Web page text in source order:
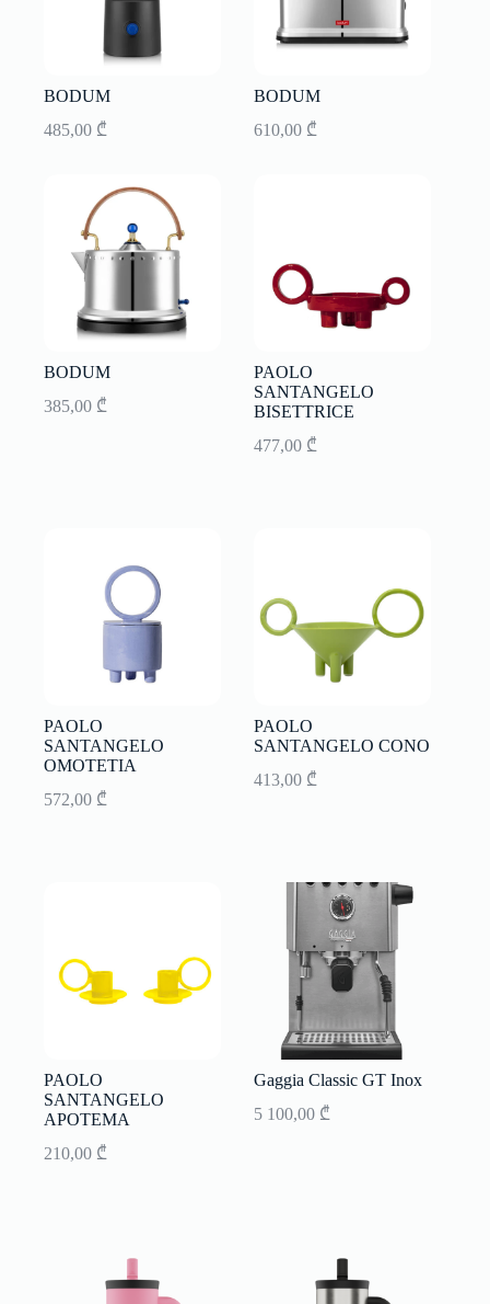
BODUM
485,00 ₾
BODUM
610,00 ₾
BODUM
385,00 ₾
PAOLO
SANTANGELO
BISETTRICE
477,00 ₾
PAOLO
SANTANGELO
OMOTETIA
572,00 ₾
PAOLO
SANTANGELO CONO
413,00 ₾
PAOLO
SANTANGELO
APOTEMA
210,00 ₾
Gaggia Classic GT Inox
5 100,00 ₾